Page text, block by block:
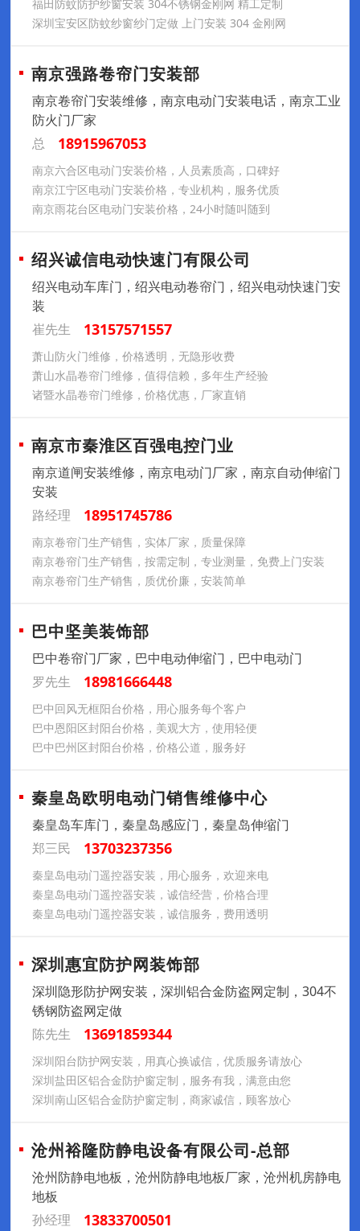
福田防蚊防护纱窗安装 304不锈钢金刚网 精工定制
深圳宝安区防蚊纱窗纱门定做 上门安装 304 金刚网
南京强路卷帘门安装部
南京卷帘门安装维修，南京电动门安装电话，南京工业
防火门厂家
总
18915967053
南京六合区电动门安装价格，人员素质高，口碑好
南京江宁区电动门安装价格，专业机构，服务优质
南京雨花台区电动门安装价格，24小时随叫随到
绍兴诚信电动快速门有限公司
绍兴电动车库门，绍兴电动卷帘门，绍兴电动快速门安
装
崔先生
13157571557
萧山防火门维修，价格透明，无隐形收费
萧山水晶卷帘门维修，值得信赖，多年生产经验
诸暨水晶卷帘门维修，价格优惠，厂家直销
南京市秦淮区百强电控门业
南京道闸安装维修，南京电动门厂家，南京自动伸缩门
安装
路经理
18951745786
南京卷帘门生产销售，实体厂家，质量保障
南京卷帘门生产销售，按需定制，专业测量，免费上门安装
南京卷帘门生产销售，质优价廉，安装简单
巴中坚美装饰部
巴中卷帘门厂家，巴中电动伸缩门，巴中电动门
罗先生
18981666448
巴中回风无框阳台价格，用心服务每个客户
巴中恩阳区封阳台价格，美观大方，使用轻便
巴中巴州区封阳台价格，价格公道，服务好
秦皇岛欧明电动门销售维修中心
秦皇岛车库门，秦皇岛感应门，秦皇岛伸缩门
郑三民
13703237356
秦皇岛电动门遥控器安装，用心服务，欢迎来电
秦皇岛电动门遥控器安装，诚信经营，价格合理
秦皇岛电动门遥控器安装，诚信服务，费用透明
深圳惠宜防护网装饰部
深圳隐形防护网安装，深圳铝合金防盗网定制，304不
锈钢防盗网定做
陈先生
13691859344
深圳阳台防护网安装，用真心换诚信，优质服务请放心
深圳盐田区铝合金防护窗定制，服务有我，满意由您
深圳南山区铝合金防护窗定制，商家诚信，顾客放心
沧州裕隆防静电设备有限公司-总部
沧州防静电地板，沧州防静电地板厂家，沧州机房静电
地板
孙经理
13833700501